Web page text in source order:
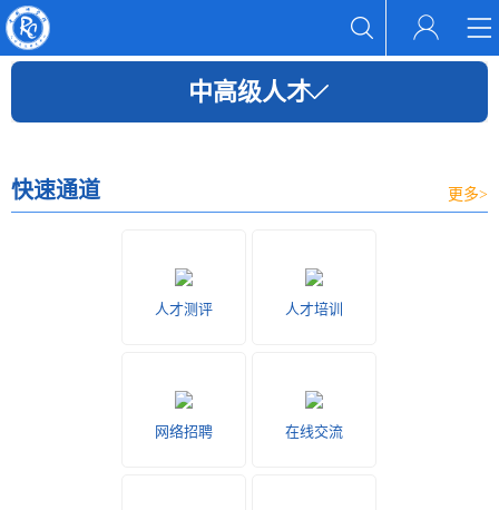
中高级人才
快速通道 更多>
人才测评 人才培训
网络招聘 在线交流